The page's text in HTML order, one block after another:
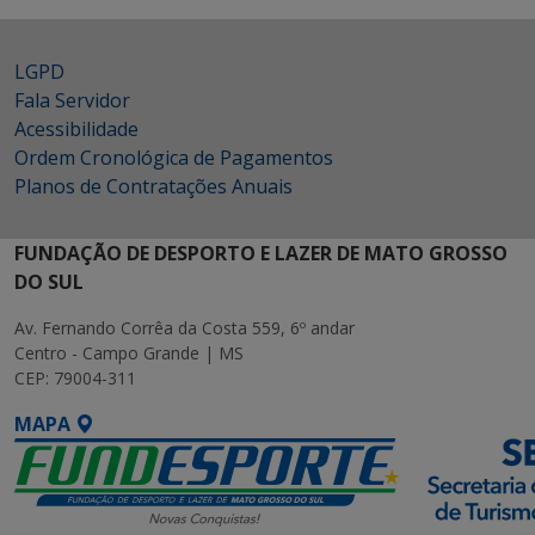
LGPD
Fala Servidor
Acessibilidade
Ordem Cronológica de Pagamentos
Planos de Contratações Anuais
FUNDAÇÃO DE DESPORTO E LAZER DE MATO GROSSO
DO SUL
Av. Fernando Corrêa da Costa 559, 6º andar
Centro - Campo Grande | MS
CEP: 79004-311
MAPA